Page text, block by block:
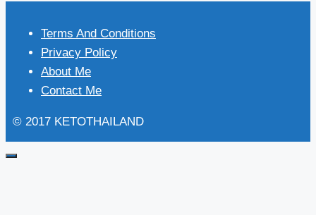
Terms And Conditions
Privacy Policy
About Me
Contact Me
© 2017 KETOTHAILAND
Close